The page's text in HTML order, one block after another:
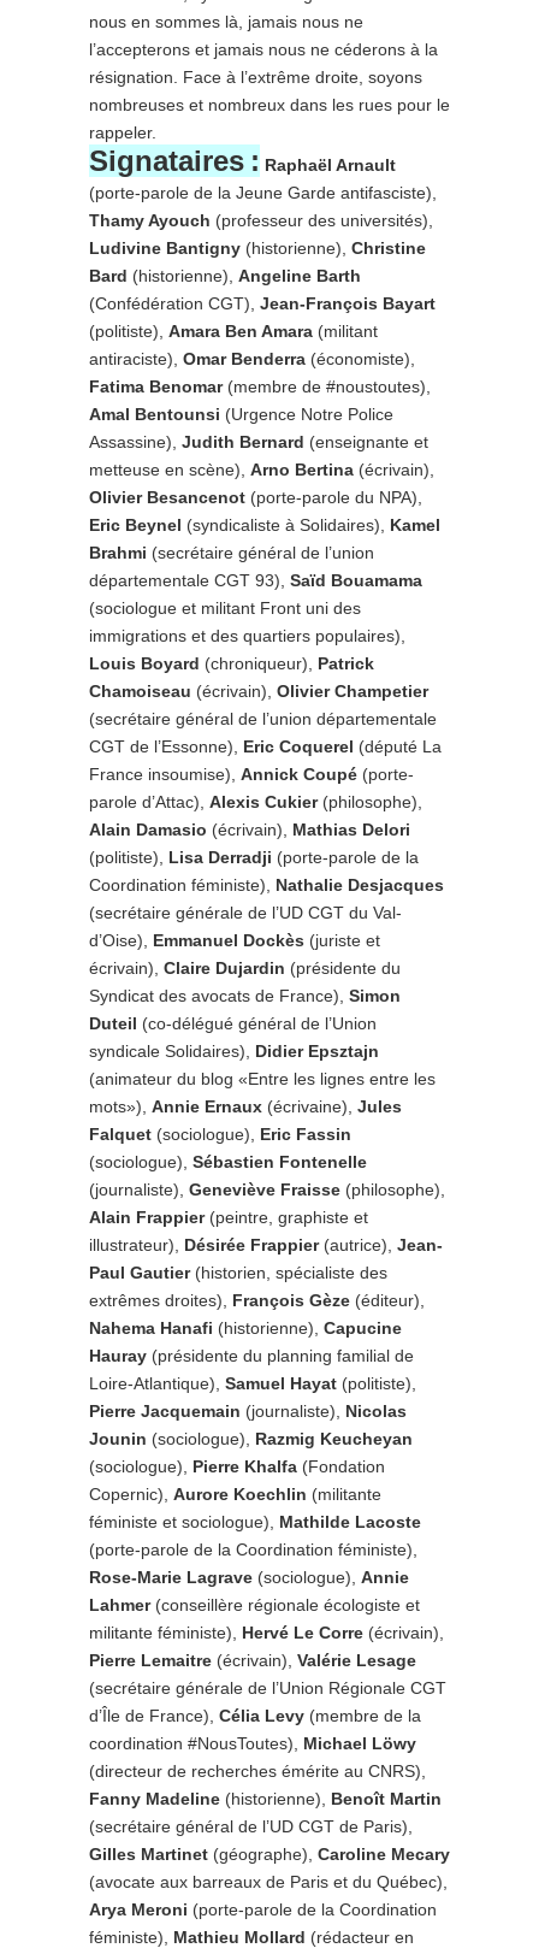
nous en sommes là, jamais nous ne
l’accepterons et jamais nous ne céderons à la
résignation. Face à l’extrême droite, soyons
nombreuses et nombreux dans les rues pour le
rappeler.
Signataires : Raphaël Arnault
(porte-parole de la Jeune Garde antifasciste),
Thamy Ayouch (professeur des universités),
Ludivine Bantigny (historienne), Christine
Bard (historienne), Angeline Barth
(Confédération CGT), Jean-François Bayart
(politiste), Amara Ben Amara (militant
antiraciste), Omar Benderra (économiste),
Fatima Benomar (membre de #noustoutes),
Amal Bentounsi (Urgence Notre Police
Assassine), Judith Bernard (enseignante et
metteuse en scène), Arno Bertina (écrivain),
Olivier Besancenot (porte-parole du NPA),
Eric Beynel (syndicaliste à Solidaires), Kamel
Brahmi (secrétaire général de l’union
départementale CGT 93), Saïd Bouamama
(sociologue et militant Front uni des
immigrations et des quartiers populaires),
Louis Boyard (chroniqueur), Patrick
Chamoiseau (écrivain), Olivier Champetier
(secrétaire général de l’union départementale
CGT de l’Essonne), Eric Coquerel (député La
France insoumise), Annick Coupé (porte-
parole d’Attac), Alexis Cukier (philosophe),
Alain Damasio (écrivain), Mathias Delori
(politiste), Lisa Derradji (porte-parole de la
Coordination féministe), Nathalie Desjacques
(secrétaire générale de l’UD CGT du Val-
d’Oise), Emmanuel Dockès (juriste et
écrivain), Claire Dujardin (présidente du
Syndicat des avocats de France), Simon
Duteil (co-délégué général de l’Union
syndicale Solidaires), Didier Epsztajn
(animateur du blog «Entre les lignes entre les
mots»), Annie Ernaux (écrivaine), Jules
Falquet (sociologue), Eric Fassin
(sociologue), Sébastien Fontenelle
(journaliste), Geneviève Fraisse (philosophe),
Alain Frappier (peintre, graphiste et
illustrateur), Désirée Frappier (autrice), Jean-
Paul Gautier (historien, spécialiste des
extrêmes droites), François Gèze (éditeur),
Nahema Hanafi (historienne), Capucine
Hauray (présidente du planning familial de
Loire-Atlantique), Samuel Hayat (politiste),
Pierre Jacquemain (journaliste), Nicolas
Jounin (sociologue), Razmig Keucheyan
(sociologue), Pierre Khalfa (Fondation
Copernic), Aurore Koechlin (militante
féministe et sociologue), Mathilde Lacoste
(porte-parole de la Coordination féministe),
Rose-Marie Lagrave (sociologue), Annie
Lahmer (conseillère régionale écologiste et
militante féministe), Hervé Le Corre (écrivain),
Pierre Lemaitre (écrivain), Valérie Lesage
(secrétaire générale de l’Union Régionale CGT
d’Île de France), Célia Levy (membre de la
coordination #NousToutes), Michael Löwy
(directeur de recherches émérite au CNRS),
Fanny Madeline (historienne), Benoît Martin
(secrétaire général de l’UD CGT de Paris),
Gilles Martinet (géographe), Caroline Mecary
(avocate aux barreaux de Paris et du Québec),
Arya Meroni (porte-parole de la Coordination
féministe), Mathieu Mollard (rédacteur en